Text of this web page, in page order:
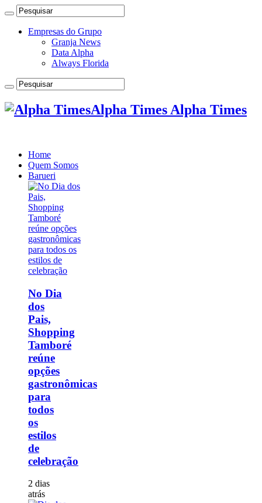
Empresas do Grupo
Granja News
Data Alpha
Always Florida
Alpha Times Alpha Times
Home
Quem Somos
Barueri
No Dia
dos
Pais,
Shopping
Tamboré
reúne
opções
gastronômicas
para
todos
os
estilos
de
celebração
2 dias
atrás